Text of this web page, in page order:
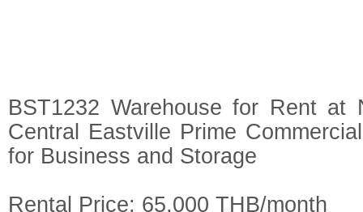
BST1232 Warehouse for Rent at
Central Eastville Prime
for Business and Storage
Rental Price: 65,000 THB/month